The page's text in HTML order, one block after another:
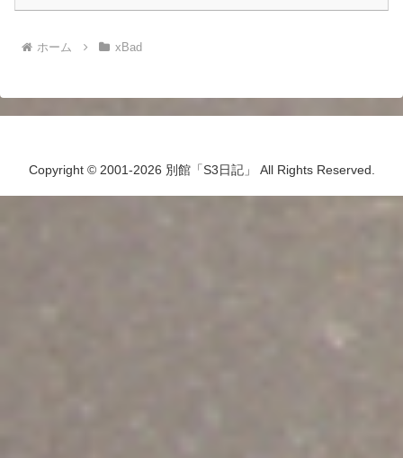
ホーム xBad
Copyright © 2001-2026 別館「S3日記」 All Rights Reserved.